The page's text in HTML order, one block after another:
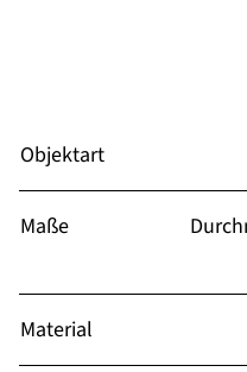
Objektart
Maße
Material